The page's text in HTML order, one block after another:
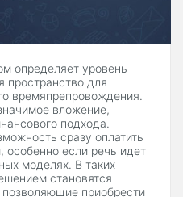
определяет уровень
пространство для
времяпрепровождения.
вложение,
подхода.
сразу оплатить
особенно если речь идет
моделях. В таких
становятся
позволяющие приобрести